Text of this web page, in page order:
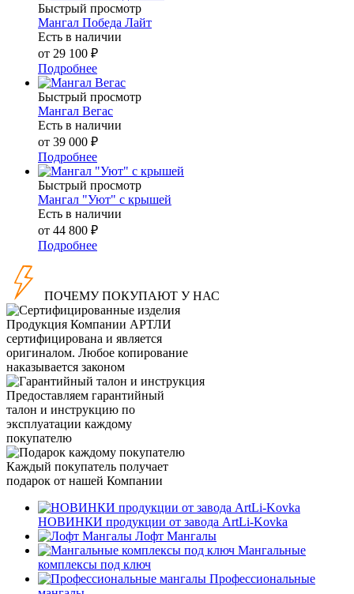
Быстрый просмотр
Мангал Победа Лайт
Есть в наличии
от 29 100 ₽
Подробнее
Быстрый просмотр
Мангал Вегас
Есть в наличии
от 39 000 ₽
Подробнее
Быстрый просмотр
Мангал "Уют" с крышей
Есть в наличии
от 44 800 ₽
Подробнее
ПОЧЕМУ ПОКУПАЮТ У НАС
Продукция Компании АРТЛИ
сертифицирована и является
оригиналом. Любое копирование
наказывается законом
Предоставляем гарантийный
талон и инструкцию по
эксплуатации каждому
покупателю
Каждый покупатель получает
подарок от нашей Компании
НОВИНКИ продукции от завода ArtLi-Kovka
Лофт Мангалы
Мангальные
комплексы под ключ
Профессиональные